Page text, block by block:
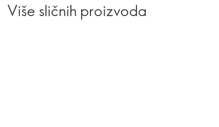
Više sličnih proizvoda